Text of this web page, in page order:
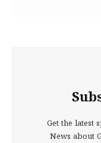
Get the latest
News about